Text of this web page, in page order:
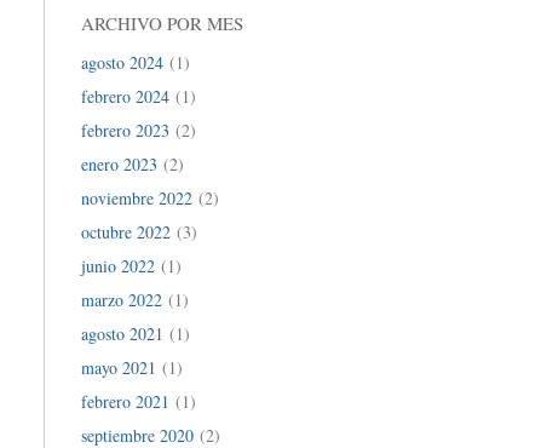
ARCHIVO POR MES
agosto 2024(1)
febrero 2024(1)
febrero 2023 (2)
enero 2023 (2)
noviembre 2022(2)
octubre 2022(3)
junio 2022(1)
marzo 2022(1)
agosto 2021 (1)
mayo 2021 (1)
febrero 2021 (1)
septiembre 2020(2)